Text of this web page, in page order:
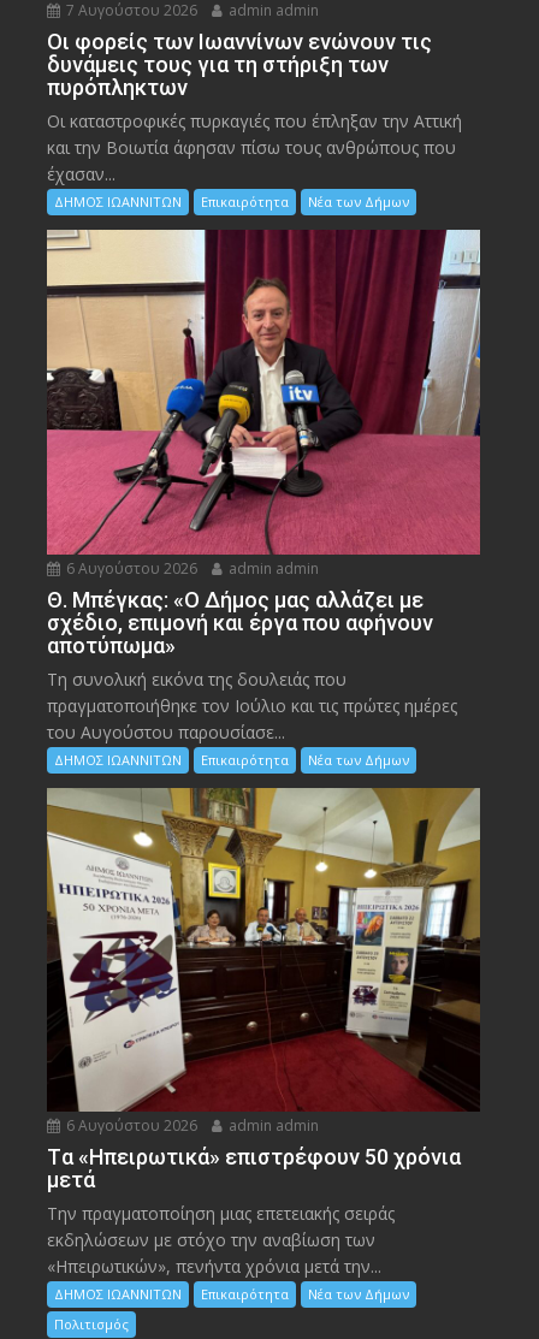
7 Αυγούστου 2026 admin admin
Οι φορείς των Ιωαννίνων ενώνουν τις
δυνάμεις τους για τη στήριξη των
πυρόπληκτων
Οι καταστροφικές πυρκαγιές που έπληξαν την Αττική
και την Bοιωτία άφησαν πίσω τους ανθρώπους που
έχασαν...
ΔΗΜΟΣ ΙΩΑΝΝΙΤΩΝ Επικαιρότητα Νέα των Δήμων
6 Αυγούστου 2026 admin admin
Θ. Μπέγκας: «Ο Δήμος μας αλλάζει με
σχέδιο, επιμονή και έργα που αφήνουν
αποτύπωμα»
Τη συνολική εικόνα της δουλειάς που
πραγματοποιήθηκε τον Ιούλιο και τις πρώτες ημέρες
του Αυγούστου παρουσίασε...
ΔΗΜΟΣ ΙΩΑΝΝΙΤΩΝ Επικαιρότητα Νέα των Δήμων
6 Αυγούστου 2026 admin admin
Tα «Ηπειρωτικά» επιστρέφουν 50 χρόνια
μετά
Την πραγματοποίηση μιας επετειακής σειράς
εκδηλώσεων με στόχο την αναβίωση των
«Ηπειρωτικών», πενήντα χρόνια μετά την...
ΔΗΜΟΣ ΙΩΑΝΝΙΤΩΝ Επικαιρότητα
Νέα των Δήμων
Πολιτισμός